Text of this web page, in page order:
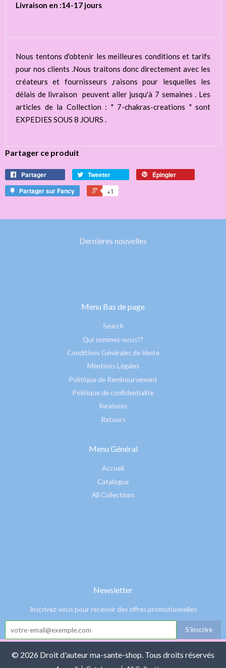
Livraison en :14-17 jours
Nous tentons d'obtenir les meilleures conditions et tarifs
pour nos clients .Nous traitons donc directement avec les
créateurs et fournisseurs ,raisons pour lesquelles les
délais de livraison peuvent aller jusqu'à 7 semaines . Les
articles de la Collection : " 7-chakras-creations " sont
EXPEDIES SOUS 8 JOURS .
Partager ce produit
Partager Tweeter
Épingler
Partager sur Fancy
+1
Dernières nouvelles
Menu Bas de page
Search
Qui sommes-nous??
Conditions Générales de Vente
Mentions Légales
Politique de Remboursement
Politique de confidentialite
livraisons
Retours
Menu Général
Accueil
Catalogue
All Collections
Newsletter
Inscrivez-vous pour recevoir des offres promotionnelles
© 2026 Droit d'auteur ma-sante-shop. Tous droits réservés